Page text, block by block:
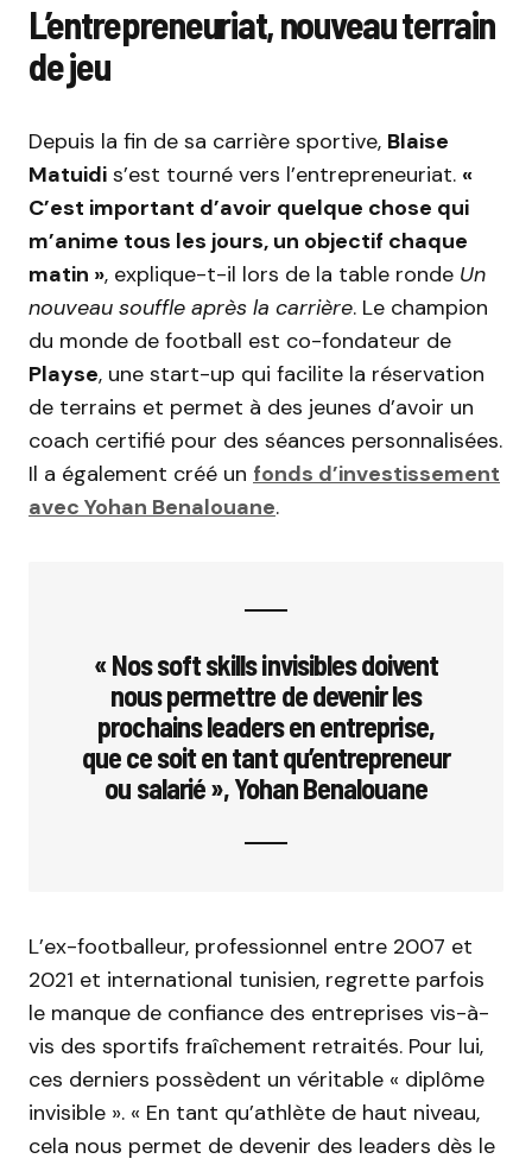
L’entrepreneuriat, nouveau terrain
de jeu
Depuis la fin de sa carrière sportive, Blaise
Matuidi s’est tourné vers l’entrepreneuriat. «
C’est important d’avoir quelque chose qui
m’anime tous les jours, un objectif chaque
matin », explique-t-il lors de la table ronde Un
nouveau souffle après la carrière. Le champion
du monde de football est co-fondateur de
Playse, une start-up qui facilite la réservation
de terrains et permet à des jeunes d’avoir un
coach certifié pour des séances personnalisées.
Il a également créé un fonds d’investissement
avec Yohan Benalouane.
« Nos soft skills invisibles doivent
nous permettre de devenir les
prochains leaders en entreprise,
que ce soit en tant qu’entrepreneur
ou salarié », Yohan Benalouane
L’ex-footballeur, professionnel entre 2007 et
2021 et international tunisien, regrette parfois
le manque de confiance des entreprises vis-à-
vis des sportifs fraîchement retraités. Pour lui,
ces derniers possèdent un véritable « diplôme
invisible ». « En tant qu’athlète de haut niveau,
cela nous permet de devenir des leaders dès le